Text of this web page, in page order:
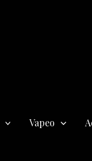
Vapeo